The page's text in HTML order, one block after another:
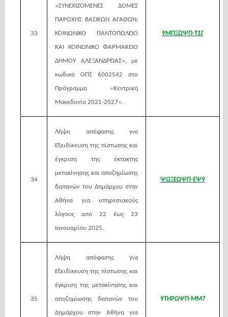
33
«ΣΥΝΕΧΙΖΟΜΕΝΕΣ ΔΟΜΕΣ
ΠΑΡΟΧΗΣ ΒΑΣΙΚΩΝ ΑΓΑΘΩΝ:
ΚΟΙΝΩΝΙΚΟ ΠΑΝΤΟΠΩΛΕΙΟ
ΚΑΙ ΚΟΙΝΩΝΙΚΟ ΦΑΡΜΑΚΕΙΟ
ΔΗΜΟΥ ΑΛΕΞΑΝΔΡΕΙΑΣ», με
κωδικό ΟΠΣ 6002542 στο
Πρόγραμμα «Κεντρική
Μακεδονία 2021-2027».
9ΜΠΞΩΨΠ-Τ1Γ
34
Λήψη απόφασης για
Εξειδίκευση της πίστωσης και
έγκριση της έκτακτης
μετακίνησης και αποζημίωσης
δαπανών του Δημάρχου στην
Αθήνα για υπηρεσιακούς
λόγους από 22 έως 23
Ιανουαρίου 2025.
ΨΩΞΕΩΨΠ-ΕΨ9
35
Λήψη απόφασης για
Εξειδίκευση της πίστωσης και
έγκριση της μετακίνησης και
αποζημίωσης δαπανών του
Δημάρχου στην Αθήνα για
9ΤΗΡΩΨΠ-ΜΜ7